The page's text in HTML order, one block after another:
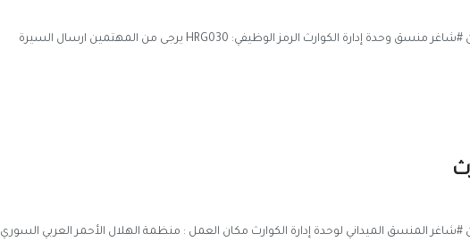
#الهلال_الاحمر_العربي_السوري #فرع_ريف_دمشق يعلن عن #شاغر منسق وحدة إدارة الكوارث الرمز الوظيفي: HRG030 يرجى من المهتمين ارسال السيرة
المنسق الميداني لوحدة إدارة الكوارث مكان العمل : منظمة الهلال الأحمر العربي السوري